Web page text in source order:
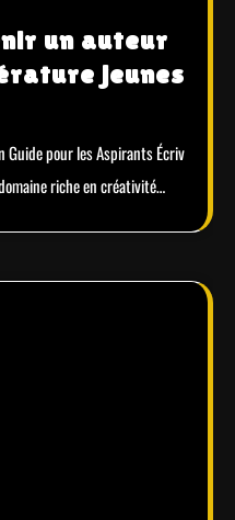
un auteur
jeunes
Guide pour les Aspirants Écriv
riche en créativité…